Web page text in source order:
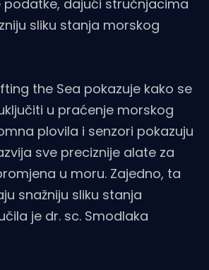
dajući stručnjacima
sliku stanja morskog
the Sea pokazuje kako se
u praćenje morskog
plovila i senzori pokazuju
sve preciznije alate za
u moru. Zajedno, ta
snažniju sliku stanja
je dr. sc. Smodlaka